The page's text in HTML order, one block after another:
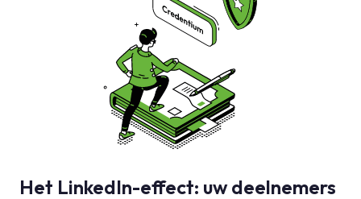
Het LinkedIn-effect: uw deelnemers